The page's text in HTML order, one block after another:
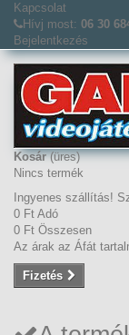
Kapcsolat
Hívj most: 06 30
Bejelentkezés
Kosár (üres)
Nincs termék
Ingyenes szállítás!
0 Ft‎ Adó
0 Ft‎ Összesen
Az árak az Áfát
Fizetés